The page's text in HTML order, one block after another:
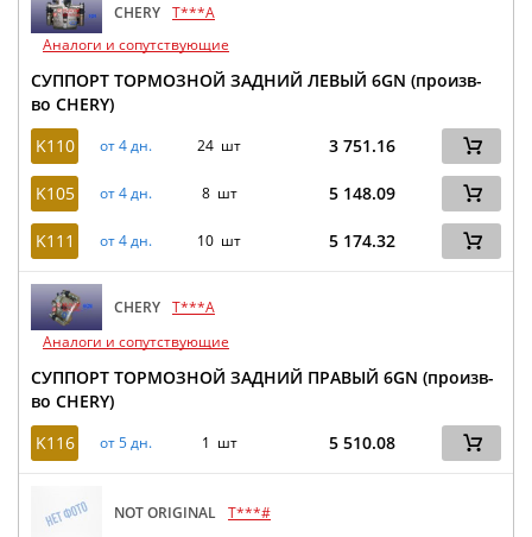
CHERY T***A
Аналоги и сопутствующие
СУППОРТ ТОРМОЗНОЙ ЗАДНИЙ ЛЕВЫЙ 6GN (произв-
во CHERY)
K110
от 4 дн. 24 шт 3 751.16
K105 от 4 дн. 8 шт 5 148.09
K111 от 4 дн. 10 шт 5 174.32
CHERY T***A
Аналоги и сопутствующие
СУППОРТ ТОРМОЗНОЙ ЗАДНИЙ ПРАВЫЙ 6GN (произв-
во CHERY)
K116
от 5 дн. 1 шт 5 510.08
NOT ORIGINAL T***#